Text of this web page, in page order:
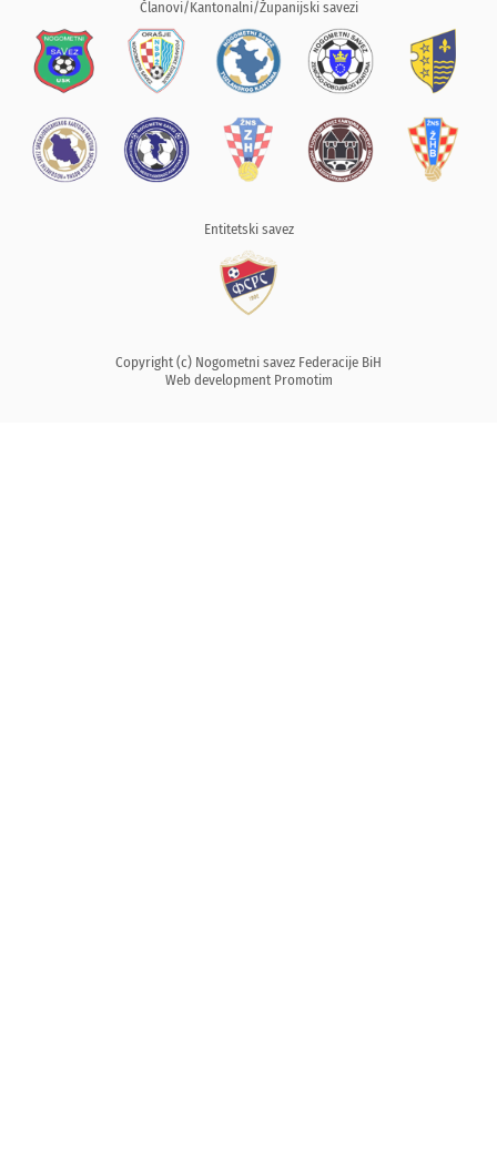
Članovi/Kantonalni/Županijski savezi
Entitetski savez
Copyright (c) Nogometni savez Federacije BiH
Web development Promotim